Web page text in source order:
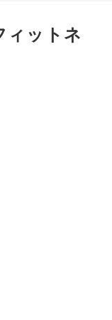
ィットネ